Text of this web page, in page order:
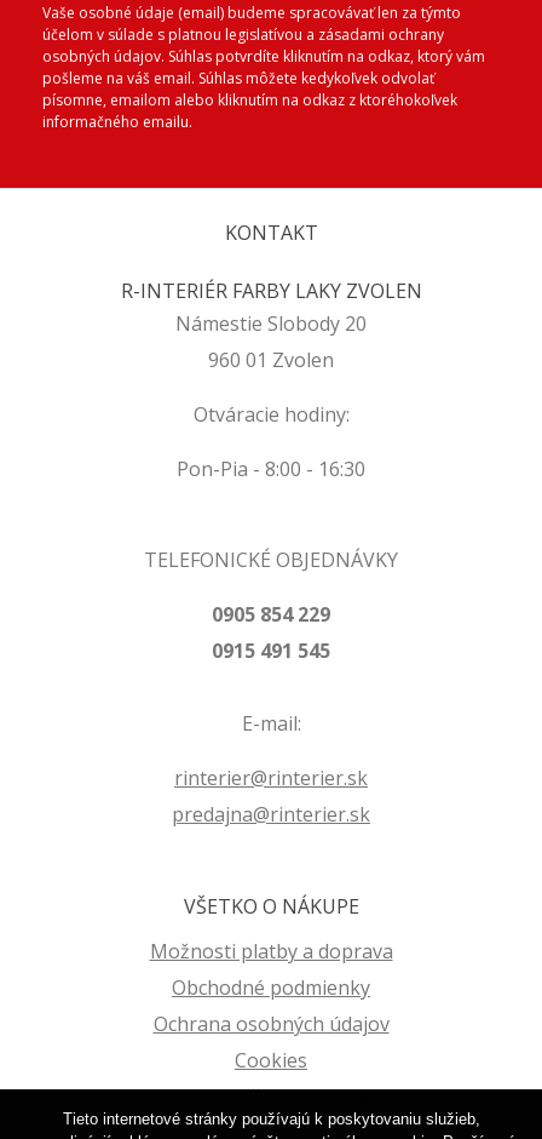
Vaše osobné údaje (email) budeme spracovávať len za týmto
účelom v súlade s platnou legislatívou a zásadami ochrany
osobných údajov. Súhlas potvrdíte kliknutím na odkaz, ktorý vám
pošleme na váš email. Súhlas môžete kedykoľvek odvolať
písomne, emailom alebo kliknutím na odkaz z ktoréhokoľvek
informačného emailu.
KONTAKT
R-INTERIÉR FARBY LAKY ZVOLEN
Námestie Slobody 20
960 01 Zvolen
Otváracie hodiny:
Pon-Pia - 8:00 - 16:30
TELEFONICKÉ OBJEDNÁVKY
0905 854 229
0915 491 545
E-mail:
rinterier@rinterier.sk
predajna@rinterier.sk
VŠETKO O NÁKUPE
Možnosti platby a doprava
Obchodné podmienky
Ochrana osobných údajov
Cookies
Reklamačný poriadok
Tieto internetové stránky používajú k poskytovaniu služieb,